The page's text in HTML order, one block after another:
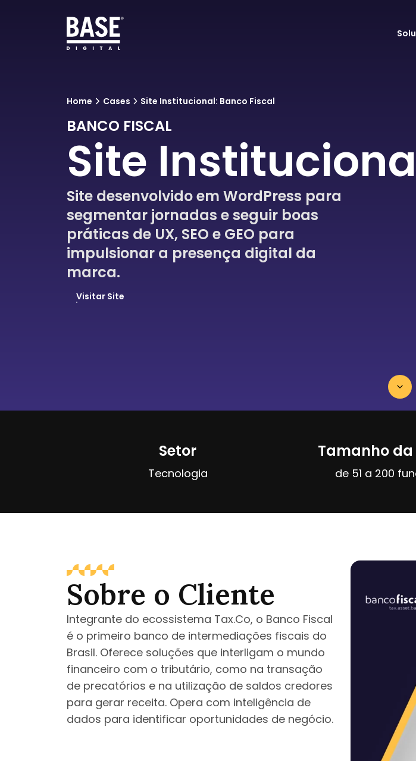
Home Cases Site Institucional: Banco Fiscal
BANCO FISCAL
Site
Site desenvolvido em WordPress para
segmentar jornadas e seguir boas
práticas de UX, SEO e GEO para
impulsionar a presença digital da
marca.
Visitar Site
Setor
Tecnologia
Tamanho da
de 51 a 200
Sobre o Cliente
Integrante do ecossistema Tax.Co, o Banco Fiscal
é o primeiro banco de intermediações fiscais do
Brasil. Oferece soluções que interligam o mundo
financeiro com o tributário, como na transação
de precatórios e na utilização de saldos credores
para gerar receita. Opera com inteligência de
dados para identificar oportunidades de negócio.